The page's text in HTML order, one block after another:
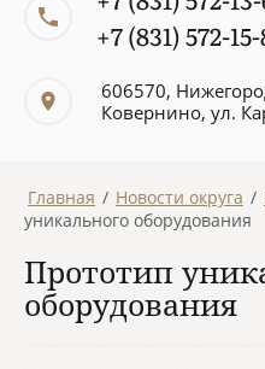
+7 (831) 572-
606570,
Ковернино, ул.
Главная / Новости округа /
уникального оборудования
Прототип
оборудования